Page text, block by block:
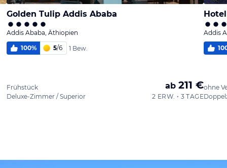
Golden Tulip Addis Ababa
Addis Ababa, Äthiopien
100% 5/6 1 Bew.
Frühstück
Deluxe-Zimmer / Superior
ab 211 €
2 ERW. • 3 TAGE
Addis
ohne